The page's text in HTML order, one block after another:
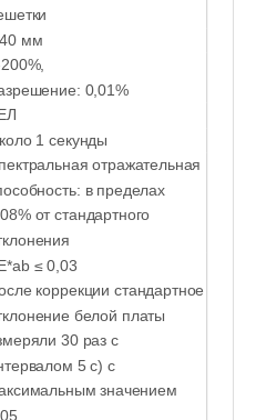
мм
0,01%
1 секунды
отражательная
в пределах
от стандартного
≤ 0,03
коррекции стандартное
белой платы
30 раз с
5 с) с
значением